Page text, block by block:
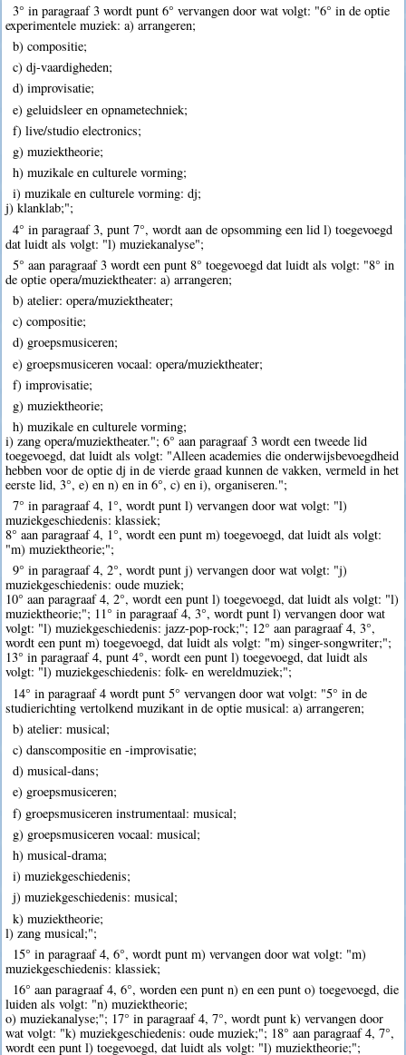
3° in paragraaf 3 wordt punt 6° vervangen door wat volgt: "6° in de optie
experimentele muziek: a) arrangeren;
b) compositie;
c) dj-vaardigheden;
d) improvisatie;
e) geluidsleer en opnametechniek;
f) live/studio electronics;
g) muziektheorie;
h) muzikale en culturele vorming;
i) muzikale en culturele vorming: dj;
j) klanklab;";
4° in paragraaf 3, punt 7°, wordt aan de opsomming een lid l) toegevoegd
dat luidt als volgt: "l) muziekanalyse";
5° aan paragraaf 3 wordt een punt 8° toegevoegd dat luidt als volgt: "8° in
de optie opera/muziektheater: a) arrangeren;
b) atelier: opera/muziektheater;
c) compositie;
d) groepsmusiceren;
e) groepsmusiceren vocaal: opera/muziektheater;
f) improvisatie;
g) muziektheorie;
h) muzikale en culturele vorming;
i) zang opera/muziektheater."; 6° aan paragraaf 3 wordt een tweede lid
toegevoegd, dat luidt als volgt: "Alleen academies die onderwijsbevoegdheid
hebben voor de optie dj in de vierde graad kunnen de vakken, vermeld in het
eerste lid, 3°, e) en n) en in 6°, c) en i), organiseren.";
7° in paragraaf 4, 1°, wordt punt l) vervangen door wat volgt: "l)
muziekgeschiedenis: klassiek;
8° aan paragraaf 4, 1°, wordt een punt m) toegevoegd, dat luidt als volgt:
"m) muziektheorie;";
9° in paragraaf 4, 2°, wordt punt j) vervangen door wat volgt: "j)
muziekgeschiedenis: oude muziek;
10° aan paragraaf 4, 2°, wordt een punt l) toegevoegd, dat luidt als volgt: "l)
muziektheorie;"; 11° in paragraaf 4, 3°, wordt punt l) vervangen door wat
volgt: "l) muziekgeschiedenis: jazz-pop-rock;"; 12° aan paragraaf 4, 3°,
wordt een punt m) toegevoegd, dat luidt als volgt: "m) singer-songwriter;";
13° in paragraaf 4, punt 4°, wordt een punt l) toegevoegd, dat luidt als
volgt: "l) muziekgeschiedenis: folk- en wereldmuziek;";
14° in paragraaf 4 wordt punt 5° vervangen door wat volgt: "5° in de
studierichting vertolkend muzikant in de optie musical: a) arrangeren;
b) atelier: musical;
c) danscompositie en -improvisatie;
d) musical-dans;
e) groepsmusiceren;
f) groepsmusiceren instrumentaal: musical;
g) groepsmusiceren vocaal: musical;
h) musical-drama;
i) muziekgeschiedenis;
j) muziekgeschiedenis: musical;
k) muziektheorie;
l) zang musical;";
15° in paragraaf 4, 6°, wordt punt m) vervangen door wat volgt: "m)
muziekgeschiedenis: klassiek;
16° aan paragraaf 4, 6°, worden een punt n) en een punt o) toegevoegd, die
luiden als volgt: "n) muziektheorie;
o) muziekanalyse;"; 17° in paragraaf 4, 7°, wordt punt k) vervangen door
wat volgt: "k) muziekgeschiedenis: oude muziek;"; 18° aan paragraaf 4, 7°,
wordt een punt l) toegevoegd, dat luidt als volgt: "l) muziektheorie;";